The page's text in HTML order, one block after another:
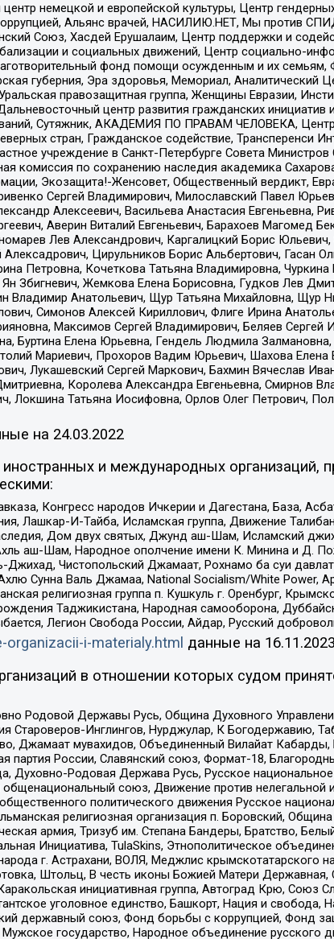
немецкой и европейской культуры, Центр
Альянс врачей, НАСИЛИЮ.НЕТ, Мы против
Союз, Хасдей Ерушалаим, Центр поддержки и
и социальных движений, Центр социально-
фонд помощи осужденным и их семьям,
губерния, Эра здоровья, Мемориал, Аналитический
правозащитная группа, Женщины Евразии,
центр развития гражданских инициатив
Сутяжник, АКАДЕМИЯ ПО ПРАВАМ ЧЕЛОВЕКА,
стран, Гражданское содействие, Трансперенси
учреждение в Санкт-Петербурге Совета
комиссия по сохранению наследия академика
Экозащита!-Женсовет, Общественный вердикт,
Сергей Владимирович, Милославский Павел
Алексеевич, Васильева Анастасия Евгеньевна,
Аверин Виталий Евгеньевич, Барахоев Магомед
Лев Александрович, Каргалицкий Борис Юльевич,
Цирульников Борис Альбертович, Гасан
Петровна, Кочеткова Татьяна Владимировна,
Збигневич, Жемкова Елена Борисовна, Гудков Лев
Владимир Анатольевич, Щур Татьяна Михайловна, Щур
Симонов Алексей Кириллович, Флиге Ирина
Максимов Сергей Владимирович, Беляев Сергей
Буртина Елена Юрьевна, Гендель Людмила
Мариевич, Прохоров Вадим Юрьевич, Шахова Елена
Лукашевский Сергей Маркович, Бахмин Вячеслав
Королева Александра Евгеньевна, Смирнов
Локшина Татьяна Иосифовна, Орлов Олег Петрович,
на 24.03.2022
и международных организаций,
Конгресс народов Ичкерии и Дагестана, База,
Лашкар-И-Тайба, Исламская группа, Движение
Дом двух святых, Джунд аш-Шам, Исламский
аш-Шам, Народное ополчение имени К. Минина и Д.
Чистопольский Джамаат, Рохнамо ба суи
Сунна Валь Джамаа, National Socialism/White Power,
религиозная группа п. Кушкуль г. Оренбург,
Таджикистана, Народная самооборона,
Легион Свобода России, Айдар, Русский
i-materialy.html данные на 16.11.2023
в отношении которых судом
Родовой Державы Русь, Община Духовного
Инглингов, Нурджулар, К Богодержавию,
Джамаат мувахидов, Объединенный Вилайат Кабарды,
партия России, Славянский союз, Формат-18,
Духовно-Родовая Держава Русь, Русское
союз, Движение против нелегальной
политического движения Русское
религиозная организация п. Боровский,
армия, Тризуб им. Степана Бандеры, Братство,
Инициатива, TulaSkins, Этнополитическое
г. Астрахани, ВОЛЯ, Меджлис крымскотатарского
Штольц, В честь иконы Божией Матери Державная,
инициативная группа, Автоград Крю, Союз
уголовное единство, Башкорт, Нация и свобода,
державный союз, Фонд борьбы с коррупцией, Фонд
государство, Народное объединение русского